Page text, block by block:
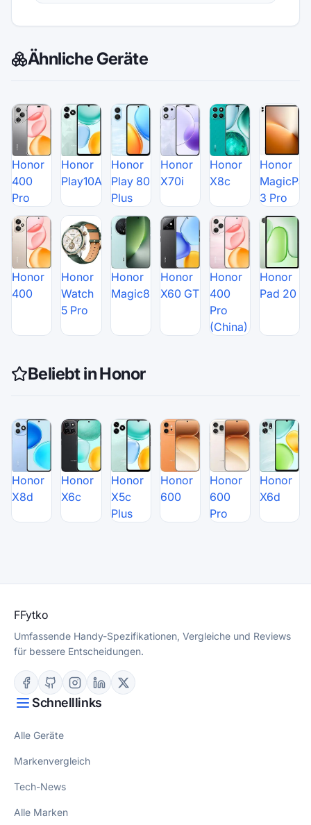
Ähnliche Geräte
Honor
400
Pro
Honor
Play10A
Honor
Play 80
Plus
Honor
X70i
Honor
X8c
Honor
MagicPad
3 Pro
Honor
400
Honor
Watch
5 Pro
Honor
Magic8
Honor
X60 GT
Honor
400
Pro
(China)
Honor
Pad 20
Beliebt in Honor
Honor
X8d
Honor
X6c
Honor
X5c
Plus
Honor
600
Honor
600
Pro
Honor
X6d
FFytko
Umfassende Handy-Spezifikationen, Vergleiche und Reviews
für bessere Entscheidungen.
Schnelllinks
Alle Geräte
Markenvergleich
Tech-News
Alle Marken